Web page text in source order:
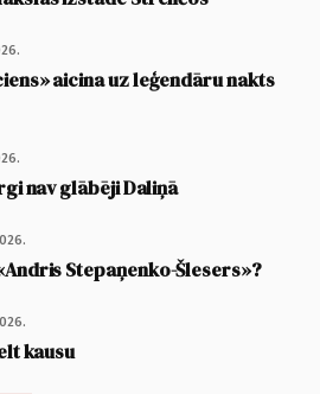
aicina uz leģendāru nakts
nav glābēji Daliņā
Stepaņenko-Šlesers»?
kausu